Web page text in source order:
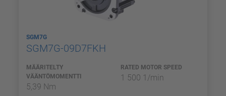
SGM7G
SGM7G-09D7FKH
MÄÄRITELTY
VÄÄNTÖMOMENTTI
5,39 Nm
RATED MOTOR SPEED
1 500 1/min